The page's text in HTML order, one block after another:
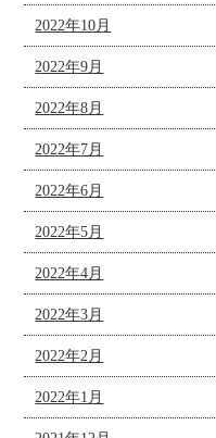
2022年10月
2022年9月
2022年8月
2022年7月
2022年6月
2022年5月
2022年4月
2022年3月
2022年2月
2022年1月